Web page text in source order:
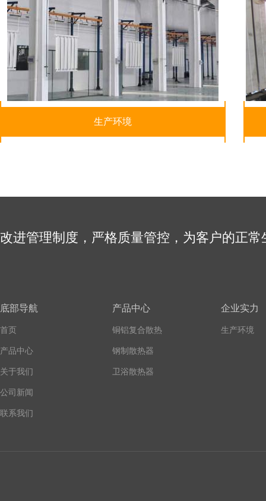
生产环境
首页
产品中心
关于我们
公司新闻
联系我们
铜铝复合散热
钢制散热器
卫浴散热器
生产环境
改进管理制度，严格质量管控，为客户的正
底部导航 产品中心 企业实力